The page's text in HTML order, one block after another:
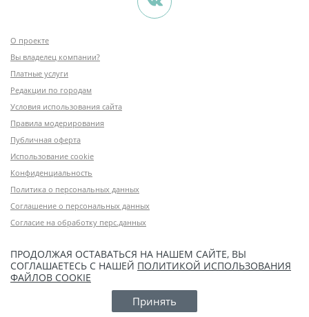
О проекте
Вы владелец компании?
Платные услуги
Редакции по городам
Условия использования сайта
Правила модерирования
Публичная оферта
Использование cookie
Конфиденциальность
Политика о персональных данных
Соглашение о персональных данных
Согласие на обработку перс.данных
ПРОДОЛЖАЯ ОСТАВАТЬСЯ НА НАШЕМ САЙТЕ, ВЫ
СОГЛАШАЕТЕСЬ С НАШЕЙ ПОЛИТИКОЙ ИСПОЛЬЗОВАНИЯ
ФАЙЛОВ COOKIE
Принять